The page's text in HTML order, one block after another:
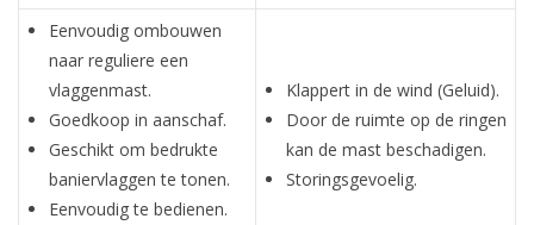
Eenvoudig ombouwen
naar reguliere een
vlaggenmast.
Goedkoop in aanschaf.
Geschikt om bedrukte
baniervlaggen te tonen.
Eenvoudig te bedienen.
Klappert in de wind (Geluid).
Door de ruimte op de ringen
kan de mast beschadigen.
Storingsgevoelig.